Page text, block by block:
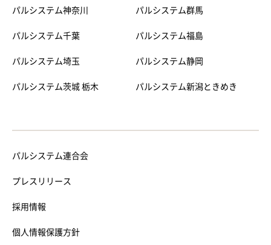
パルシステム神奈川
パルシステム千葉
パルシステム埼玉
パルシステム茨城 栃木
パルシステム群馬
パルシステム福島
パルシステム静岡
パルシステム新潟ときめき
パルシステム連合会
プレスリリース
採用情報
個人情報保護方針